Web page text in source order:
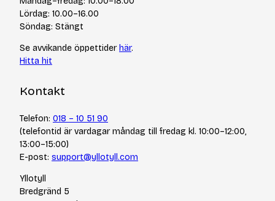
Integritetspolicy
Varumärken
Jobba hos oss
Lördag: 10.00–16.00
Söndag: Stängt
Se avvikande öppettider här.
Hitta hit
Kontakt
Telefon: 018 – 10 51 90
(telefontid är vardagar måndag till fredag kl. 10:00–12:00,
13:00–15:00)
E-post: support@yllotyll.com
Yllotyll
Bredgränd 5